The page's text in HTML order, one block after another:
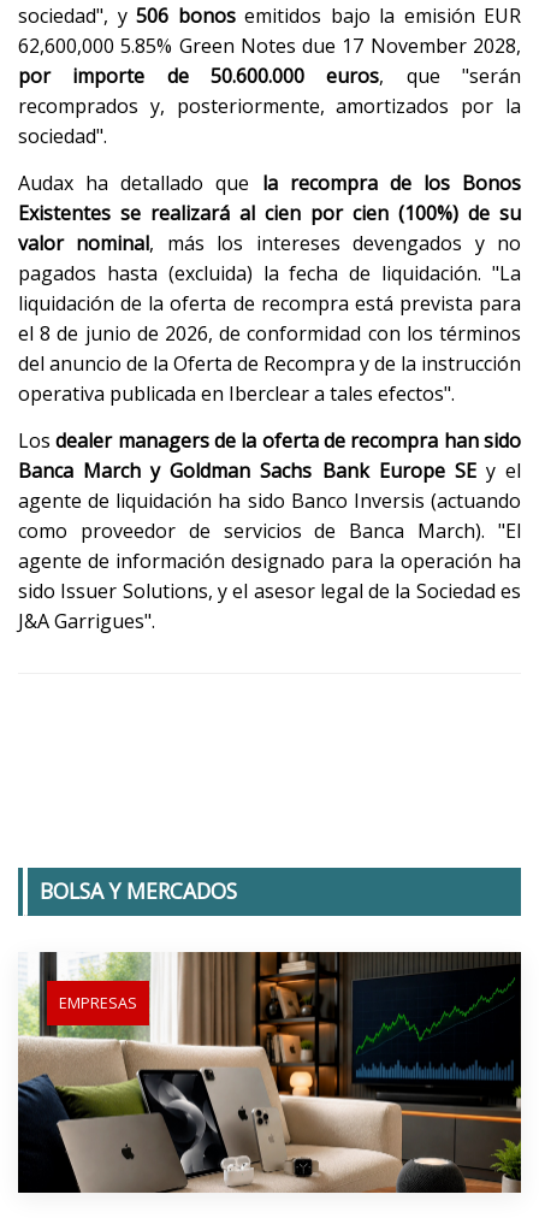
sociedad", y 506 bonosemitidos bajo la emisión EUR
62,600,000 5.85% Green Notes due 17 November 2028,
por importe de 50.600.000 euros, que "serán
recomprados y, posteriormente, amortizados por la
sociedad".
Audax ha detallado que la recompra de los Bonos
Existentes se realizará al cien por cien (100%) de su
valor nominal, más los intereses devengados y no
pagados hasta (excluida) la fecha de liquidación. "La
liquidación de la oferta de recompra está prevista para
el 8 de junio de 2026, de conformidad con los términos
del anuncio de la Oferta de Recompra y de la instrucción
operativa publicada en Iberclear a tales efectos".
Losdealer managers de la oferta de recompra han sido
Banca March y Goldman Sachs Bank Europe SEy el
agente de liquidación ha sido Banco Inversis (actuando
como proveedor de servicios de Banca March). "El
agente de información designado para la operación ha
sido Issuer Solutions, y el asesor legal de la Sociedad es
J&A Garrigues".
BOLSA Y MERCADOS
EMPRESAS